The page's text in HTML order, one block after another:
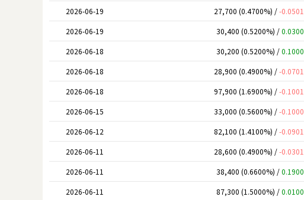
2026-06-19
27,700 (0.4700%) /-0.0501
2026-06-19
30,400 (0.5200%) /0.0300
2026-06-18
30,200 (0.5200%) /0.1000
2026-06-18
28,900 (0.4900%) /-0.0701
2026-06-18
97,900 (1.6900%) /-0.1001
2026-06-15
33,000 (0.5600%) /-0.1000
2026-06-12
82,100 (1.4100%) /-0.0901
2026-06-11
28,600 (0.4900%) /-0.0301
2026-06-11
38,400 (0.6600%) /0.1900
2026-06-11
87,300 (1.5000%) /0.0100